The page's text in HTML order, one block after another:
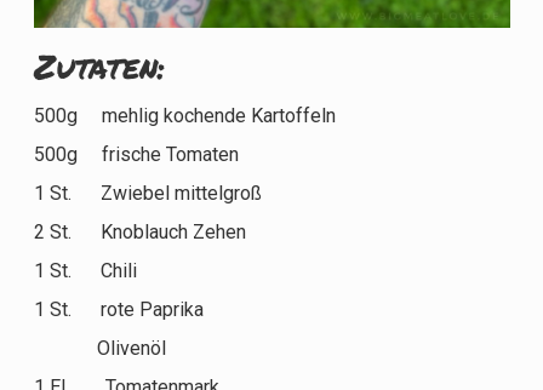
Zutaten:
500g mehlig kochende Kartoffeln
500g frische Tomaten
1 St. Zwiebel mittelgroß
2 St. Knoblauch Zehen
1 St. Chili
1 St. rote Paprika
Olivenöl